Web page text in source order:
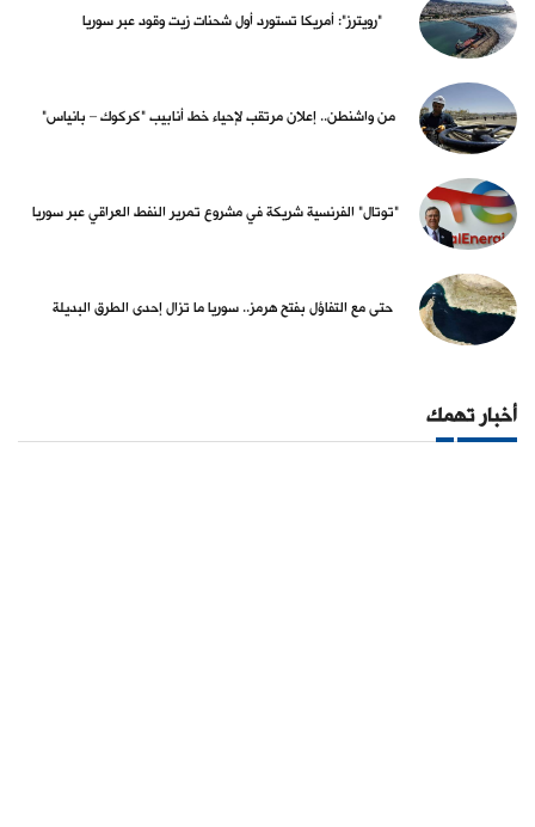
"رويترز": أمريكا تستورد أول شحنات زيت وقود عبر سوريا
من واشنطن.. إعلان مرتقب لإحياء خط أنابيب "كركوك – بانياس"
"توتال" الفرنسية شريكة في مشروع تمرير النفط العراقي عبر سوريا
حتى مع التفاؤل بفتح هرمز.. سوريا ما تزال إحدى الطرق البديلة
أخبار تهمك